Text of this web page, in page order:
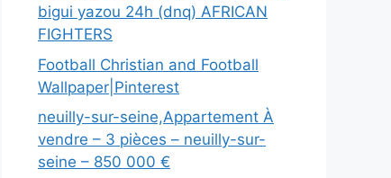
bigui yazou 24h (dnq) AFRICAN
FIGHTERS
Football Christian and Football
Wallpaper|Pinterest
neuilly-sur-seine,Appartement À
vendre – 3 pièces – neuilly-sur-
seine – 850 000 €